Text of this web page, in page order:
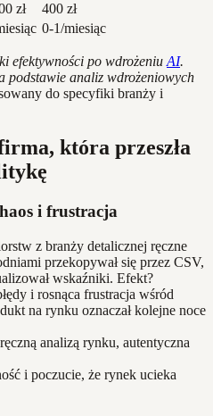
zł
400 zł
0-1/miesiąc
efektywności po wdrożeniu AI.
podstawie analiz wdrożeniowych
do specyfiki branży i
która przeszła
i frustracja
z branży detalicznej ręczne
przekopywał się przez CSV,
wskaźniki. Efekt?
i rosnąca frustracja wśród
na rynku oznaczał kolejne noce
i poczucie, że rynek ucieka